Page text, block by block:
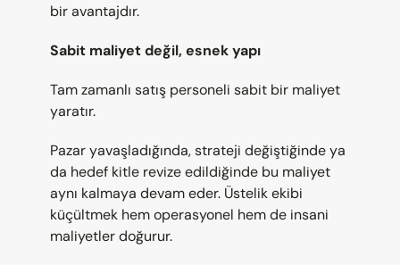
bir avantajdır.
Sabit maliyet değil, esnek yapı
Tam zamanlı satış personeli sabit bir maliyet
yaratır.
Pazar yavaşladığında, strateji değiştiğinde ya
da hedef kitle revize edildiğinde bu maliyet
aynı kalmaya devam eder. Üstelik ekibi
küçültmek hem operasyonel hem de insani
maliyetler doğurur.